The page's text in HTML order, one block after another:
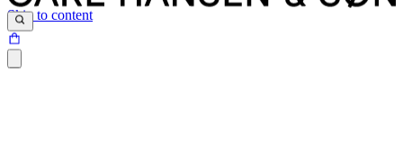
Skip to content